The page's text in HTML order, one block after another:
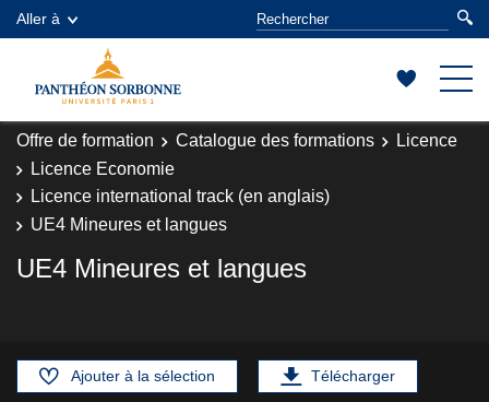
Aller à
Offre de formation Catalogue des formations
Licence
Licence Economie
Licence international track (en anglais)
UE4 Mineures et langues
UE4 Mineures et langues
Ajouter à la sélection Télécharger